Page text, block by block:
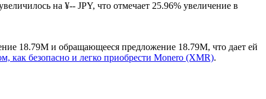
на ¥-- JPY, что отмечает 25.96% увеличение в
18.79M и обращающееся предложение 18.79M, что дает ей
как безопасно и легко приобрести Monero (XMR).